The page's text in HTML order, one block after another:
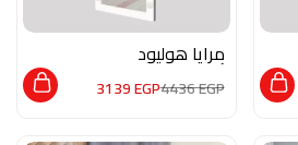
مرايا هوليود
أبيضM021144436EGP
3139EGP